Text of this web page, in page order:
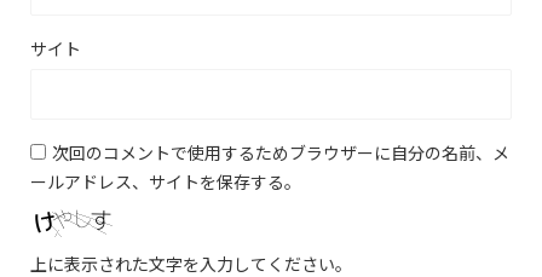
サイト
次回のコメントで使用するためブラウザーに自分の名前、メ
ールアドレス、サイトを保存する。
上に表示された文字を入力してください。